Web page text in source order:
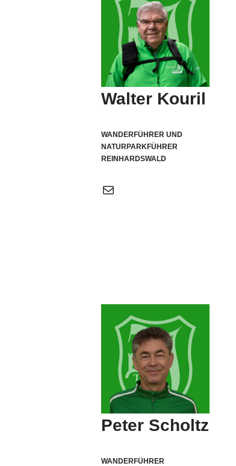
Walter Kouril
WANDERFÜHRER UND
NATURPARKFÜHRER
REINHARDSWALD
Peter Scholtz
WANDERFÜHRER